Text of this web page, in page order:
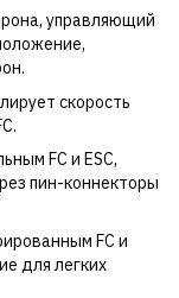
управляющий
скорость
FC и ESC,
пин-коннекторы
FC и
для легких